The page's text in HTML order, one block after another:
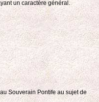
un caractère général.
Souverain Pontife au sujet de